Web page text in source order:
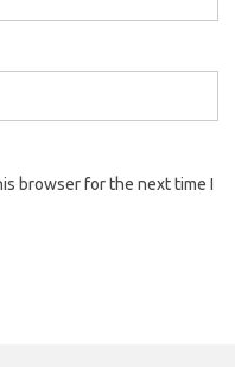
browser for the next time I